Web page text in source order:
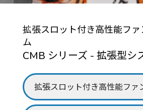
拡張スロット付き高性能フ
ム
CMB シリーズ - 拡張型シ